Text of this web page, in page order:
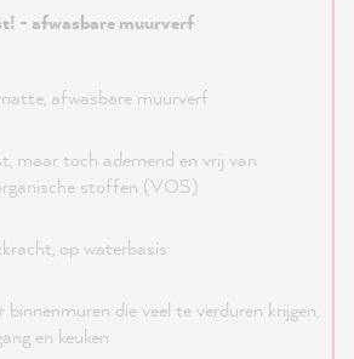
- afwasbare muurverf
afwasbare muurverf
maar toch ademend en vrij van
stoffen (VOS)
op waterbasis
binnenmuren die veel te verduren krijgen,
en keuken